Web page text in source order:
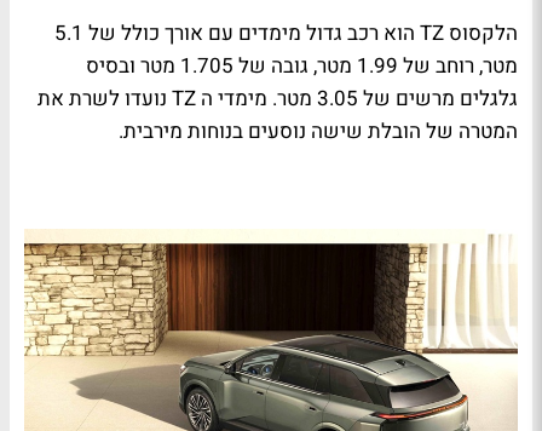
הלקסוס TZ
הוא רכב גדול מימדים עם אורך כולל של 5.1
מטר, רוחב של 1.99 מטר, גובה של 1.705 מטר ובסיס
גלגלים מרשים של 3.05 מטר. מימדי ה
TZ נועדו לשרת את
המטרה של הובלת שישה נוסעים בנוחות מירבית.